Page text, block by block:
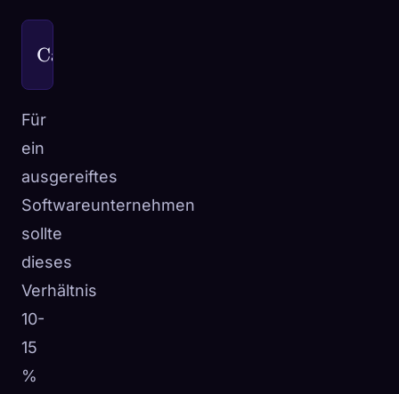
\text{Capex Intensity} =
Capex Intensity
Für
ein
ausgereiftes
Softwareunternehmen
sollte
dieses
Verhältnis
10-
15
%